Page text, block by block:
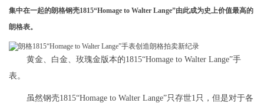
集中在一起的朗格钢壳1815“Homage to Walter Lange”由此成为史上价值最高的
朗格表。
黄金、白金、玫瑰金版本的1815“Homage to Walter Lange”手
表。
虽然钢壳1815“Homage to Walter Lange”只存世1只，但是对于各